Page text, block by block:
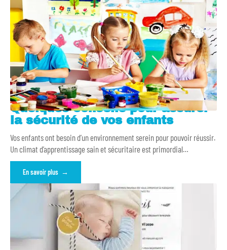
Quelques conseils pour assurer
la sécurité de vos enfants
Vos enfants ont besoin d’un environnement serein pour pouvoir réussir.
Un climat d’apprentissage sain et sécuritaire est primordial…
En savoir plus